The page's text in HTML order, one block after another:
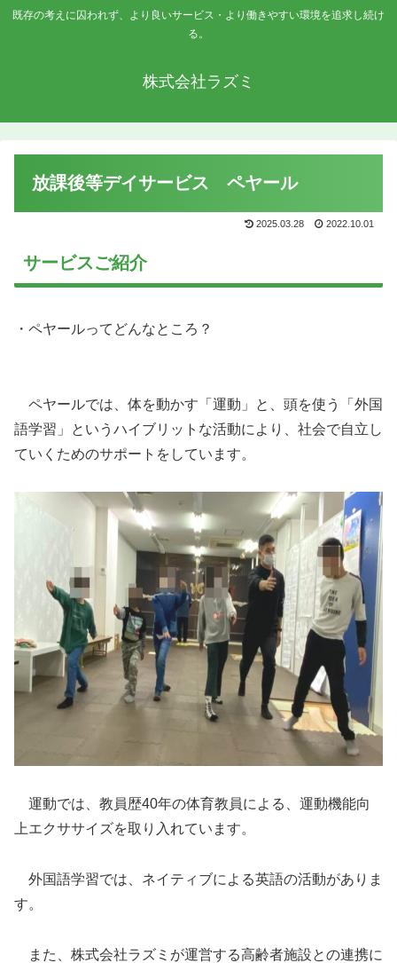
既存の考えに囚われず、より良いサービス・より働きやすい環境を追求し続け
る。
株式会社ラズミ
放課後等デイサービス ペヤール
2025.03.28 2022.10.01
サービスご紹介
・ペヤールってどんなところ？
ペヤールでは、体を動かす「運動」と、頭を使う「外国
語学習」というハイブリットな活動により、社会で自立し
ていくためのサポートをしています。
運動では、教員歴40年の体育教員による、運動機能向
上エクササイズを取り入れています。
外国語学習では、ネイティブによる英語の活動がありま
す。
また、株式会社ラズミが運営する高齢者施設との連携に